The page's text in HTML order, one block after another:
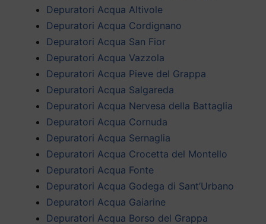
Depuratori Acqua Altivole
Depuratori Acqua Cordignano
Depuratori Acqua San Fior
Depuratori Acqua Vazzola
Depuratori Acqua Pieve del Grappa
Depuratori Acqua Salgareda
Depuratori Acqua Nervesa della Battaglia
Depuratori Acqua Cornuda
Depuratori Acqua Sernaglia
Depuratori Acqua Crocetta del Montello
Depuratori Acqua Fonte
Depuratori Acqua Godega di Sant’Urbano
Depuratori Acqua Gaiarine
Depuratori Acqua Borso del Grappa